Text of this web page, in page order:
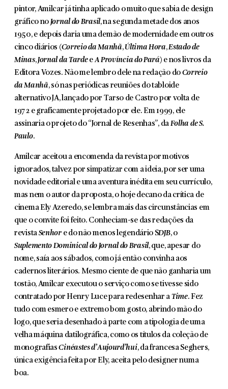
pintor, Amilcar já tinha aplicado o muito que sabia de design
gráfico no Jornal do Brasil, na segunda metade dos anos
1950, e depois daria uma demão de modernidade em outros
cinco diários (Correio da Manhã, Última Hora,Estado de
Minas,Jornal da TardeeA Província do Pará) e nos livros da
Editora Vozes. Não me lembro dele na reda­ção do Correio
da Manhã, só nas periódicas reuniões do tabloide
alternativo JA, lançado por Tarso de Castro por volta de
1972 e graficamente projetado por ele. Em 1999, ele
assinaria o projeto do “Jornal de Resenhas”, da Folha de S.
Paulo.
Amilcar aceitou a encomenda da revista por motivos
ignorados, talvez por simpatizar com a ideia, por ser uma
novidade editorial e uma aventura inédita em seu currículo,
mas nem o autor da proposta, o hoje decano da crítica de
cinema Ely Azeredo, se lembra mais das circunstâncias em
que o convite foi feito. Conheciam-se das redações da
revista Senhore do não menos legendá­rio SDJB, o
Suplemento Dominical do Jornal do Brasil, que, apesar do
nome, saía aos sábados, como já então convinha aos
cadernos literários. Mesmo ciente de que não ganharia um
tostão, Amilcar executou o serviço como se tivesse sido
contratado por Henry Luce para redesenhar a Time. Fez
tudo com esmero e extremo bom gosto, abrindo mão do
logo, que seria desenhado à parte com a tipologia de uma
velha máquina datilográfica, como os títulos da coleção de
monografiasCinéastes d’Aujourd’hui, da francesa Seghers,
única exigência feita por Ely, aceita pelo designer numa
boa.